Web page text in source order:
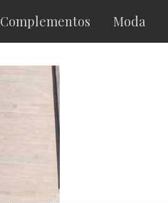
Complementos Moda